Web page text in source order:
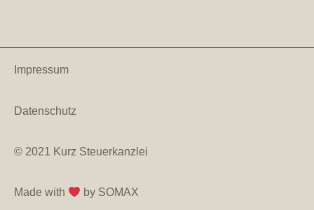
Impressum
Datenschutz
© 2021 Kurz Steuerkanzlei
Made with by SOMAX